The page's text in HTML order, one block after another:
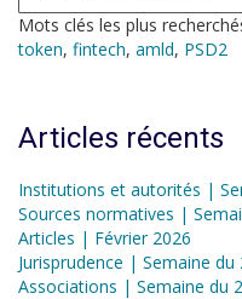
Mots clés les plus
token, fintech, amld, PSD2
Articles récents
Institutions et autorités |
Sources normatives |
Articles | Février 2026
Jurisprudence | Semaine du
Associations | Semaine du